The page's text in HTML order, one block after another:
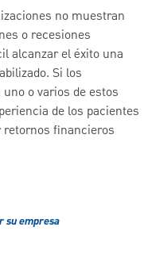
no muestran
o recesiones
alcanzar el éxito una
Si los
o varios de estos
de los pacientes
retornos financieros
su empresa